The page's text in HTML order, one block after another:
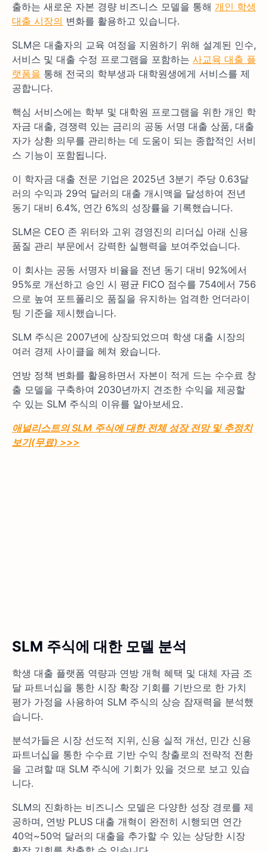
출하는 새로운 자본 경량 비즈니스 모델을 통해 개인 학생
대출 시장의 변화를 활용하고 있습니다.
SLM은 대출자의 교육 여정을 지원하기 위해 설계된 인수,
서비스 및 대출 수정 프로그램을 포함하는 사교육 대출 플
랫폼을 통해 전국의 학부생과 대학원생에게 서비스를 제
공합니다.
핵심 서비스에는 학부 및 대학원 프로그램을 위한 개인 학
자금 대출, 경쟁력 있는 금리의 공동 서명 대출 상품, 대출
자가 상환 의무를 관리하는 데 도움이 되는 종합적인 서비
스 기능이 포함됩니다.
이 학자금 대출 전문 기업은 2025년 3분기 주당 0.63달
러의 수익과 29억 달러의 대출 개시액을 달성하여 전년
동기 대비 6.4%, 연간 6%의 성장률을 기록했습니다.
SLM은 CEO 존 위터와 고위 경영진의 리더십 아래 신용
품질 관리 부문에서 강력한 실행력을 보여주었습니다.
이 회사는 공동 서명자 비율을 전년 동기 대비 92%에서
95%로 개선하고 승인 시 평균 FICO 점수를 754에서 756
으로 높여 포트폴리오 품질을 유지하는 엄격한 언더라이
팅 기준을 제시했습니다.
SLM 주식은 2007년에 상장되었으며 학생 대출 시장의
여러 경제 사이클을 헤쳐 왔습니다.
연방 정책 변화를 활용하면서 자본이 적게 드는 수수료 창
출 모델을 구축하여 2030년까지 견조한 수익을 제공할
수 있는 SLM 주식의 이유를 알아보세요.
애널리스트의 SLM 주식에 대한 전체 성장 전망 및 추정치
보기(무료) >>>
SLM 주식에 대한 모델 분석
학생 대출 플랫폼 역량과 연방 개혁 혜택 및 대체 자금 조
달 파트너십을 통한 시장 확장 기회를 기반으로 한 가치
평가 가정을 사용하여 SLM 주식의 상승 잠재력을 분석했
습니다.
분석가들은 시장 선도적 지위, 신용 실적 개선, 민간 신용
파트너십을 통한 수수료 기반 수익 창출로의 전략적 전환
을 고려할 때 SLM 주식에 기회가 있을 것으로 보고 있습
니다.
SLM의 진화하는 비즈니스 모델은 다양한 성장 경로를 제
공하며, 연방 PLUS 대출 개혁이 완전히 시행되면 연간
40억~50억 달러의 대출을 추가할 수 있는 상당한 시장